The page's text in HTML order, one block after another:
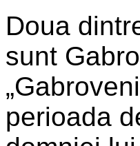
Doua
sunt
perioada